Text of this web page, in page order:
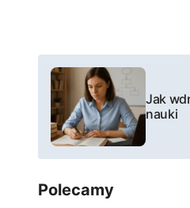
N
w
i
g
Jak
nauki
Polecamy